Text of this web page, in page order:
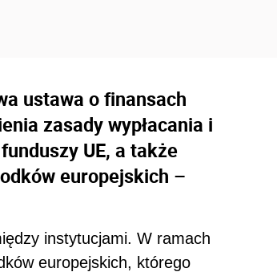
ustawa o finansach
zasady wypłacania i
UE, a także
europejskich –
instytucjami. W ramach
europejskich, którego